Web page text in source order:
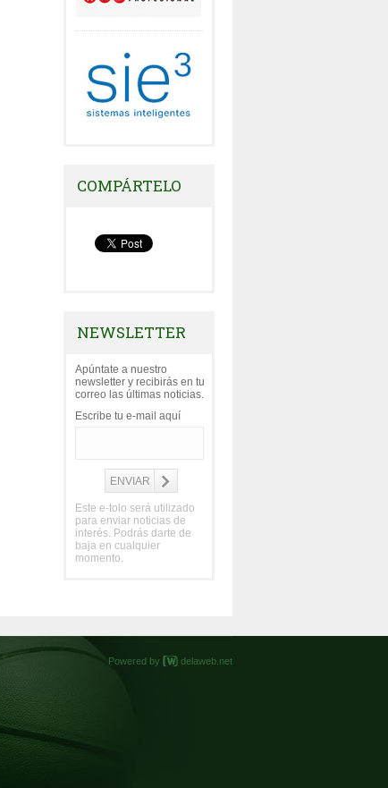
COMPÁRTELO
NEWSLETTER
Apúntate a nuestro
newsletter y recibirás en tu
correo las últimas noticias.
Escribe tu e-mail aquí
Este e-tolo será utilizado
para enviar noticias de
interés. Podrás darte de
baja en cualquier
momento.
Powered by delaweb.net